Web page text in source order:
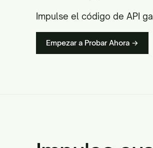
Impulse el código de API
Empezar a Probar Ahora →